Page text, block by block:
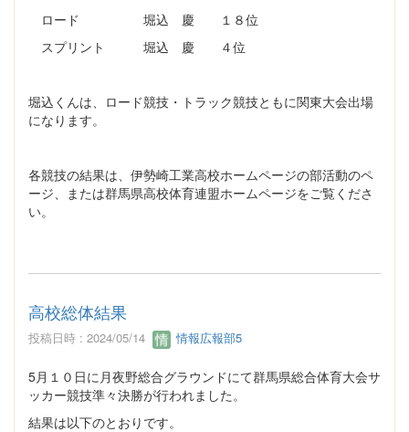
ロード 堀込 慶 １８位
スプリント 堀込 慶 ４位
堀込くんは、ロード競技・トラック競技ともに関東大会出場
になります。
各競技の結果は、伊勢崎工業高校ホームページの部活動のペ
ージ、または群馬県高校体育連盟ホームページをご覧くださ
い。
高校総体結果
投稿日時 : 2024/05/14 情報広報部5
5月１０日に月夜野総合グラウンドにて群馬県総合体育大会サ
ッカー競技準々決勝が行われました。
結果は以下のとおりです。